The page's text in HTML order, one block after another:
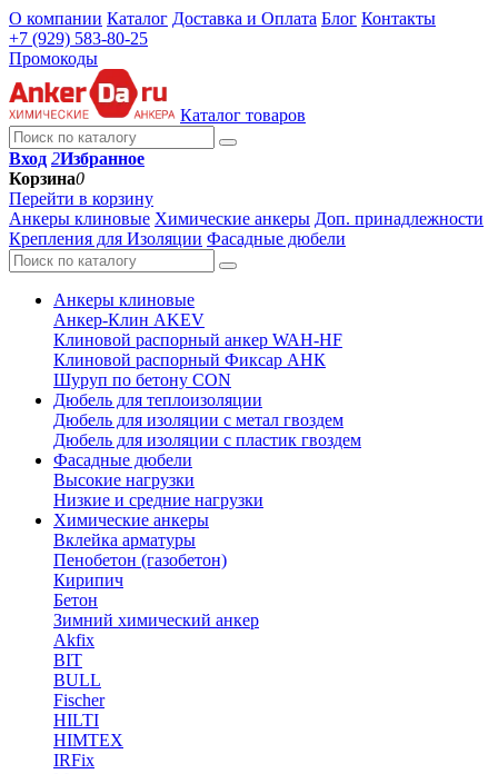
О компании Каталог Доставка и Оплата Блог Контакты
+7 (929) 583-80-25
Промокоды
Каталог товаров
Вход 2Избранное
Корзина0
Перейти в корзину
Анкеры клиновые Химические анкеры Доп. принадлежности
Крепления для Изоляции Фасадные дюбели
Анкеры клиновые
Анкер-Клин AKEV
Клиновой распорный анкер WAH-HF
Клиновой распорный Фиксар АНК
Шуруп по бетону CON
Дюбель для теплоизоляции
Дюбель для изоляции с метал гвоздем
Дюбель для изоляции с пластик гвоздем
Фасадные дюбели
Высокие нагрузки
Низкие и средние нагрузки
Химические анкеры
Вклейка арматуры
Пенобетон (газобетон)
Кирипич
Бетон
Зимний химический анкер
Akfix
BIT
BULL
Fischer
HILTI
HIMTEX
IRFix